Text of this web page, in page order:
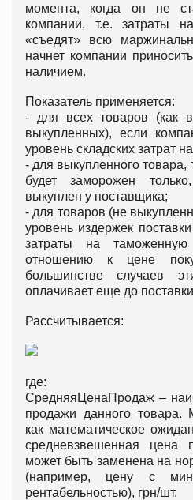
момента, когда он не
компании, т.е. затраты
«съедят» всю
начнет компании
наличием.
Показатель применяется:
- для всех товаров (как
выкупленных), если
уровень складских затрат
- для выкупленного товара,
будет заморожен
выкуплен у поставщика;
- для товаров (не
уровень издержек
затраты на
отношению к цене
большинстве случаев
оплачивает еще до
Рассчитывается:
где:
СредняяЦенаПродаж –
продажи данного товара.
как математическое
средневзвешенная цена
может быть заменена на
(например, цену с
рентабельностью), грн/шт.